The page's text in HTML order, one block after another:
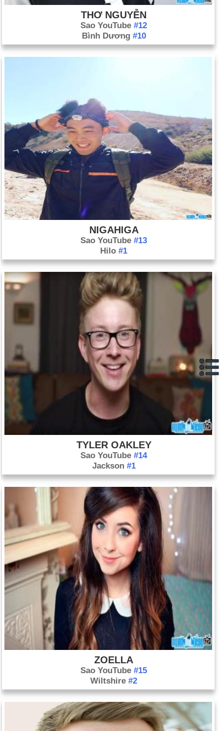
Ngày 5-6 năm 1968:Thượng nghị sĩ Robert F. Kennedy bị một
sát thủ bắn chết vào ngày hôm sau.
Trung tâm Kiểm soát Dịch bệnh đã công
bố báo cáo đầu tiên về căn bệnh mà sau này được gọi là
AIDS.
Ngày 5-6 năm 2004:
Cựu tổng thống Ronald Reagan qua đời.
Ngày 5-6 năm 2013:
Tờ Guardian của Anh đã đăng bài đầu
tiên trong số nhiều câu chuyện dựa trên những rò rỉ của
Edward Snowden về các hoạt động giám sát tuyệt mật của Cơ
quan An ninh Quốc gia.
THƠ NGUYỄN
Sao YouTube #12
Bình Dương #10
NIGAHIGA
Sao YouTube #13
Hilo #1
TYLER OAKLEY
Sao YouTube #14
Jackson #1
ZOELLA
Sao YouTube #15
Wiltshire #2